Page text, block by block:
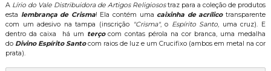
A Lírio do Vale Distribuidora de Artigos Religiosostraz para a coleção de produtos
esta lembrança de Crisma! Ela contém uma caixinha de acrílicotransparente
com um adesivo na tampa (inscrição
"Crisma", o Espírito Santo , uma cruz). E
dentro da caixa há um terçocom contas pérola na cor branca, uma medalha
do Divino Espírito Santocom raios de luz e um Crucifixo (ambos em metal na cor
prata).